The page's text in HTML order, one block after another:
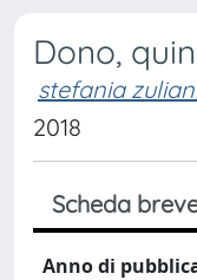
Dono,
stefania
2018
Scheda
Anno di